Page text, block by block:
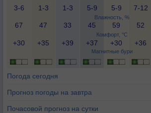
Влажность, %
Комфорт, °C
Магнитные бури
3-6
1-3
1-3
5-9
5-9
7-12
67 47 33 45 59 52
+30 +35 +39 +37 +30 +36
Погода сегодня
Прогноз погоды на завтра
Почасовой прогноз на сутки